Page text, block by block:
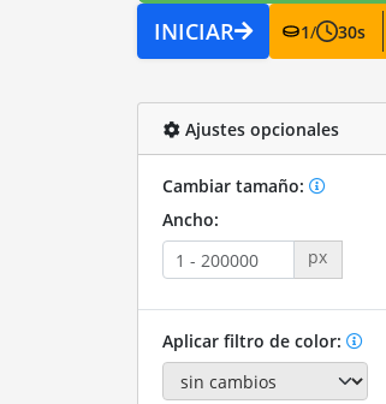
INICIAR 1/ 30s
Ajustes opcionales
Cambiar tamaño:
Ancho:
px
Aplicar filtro de color: